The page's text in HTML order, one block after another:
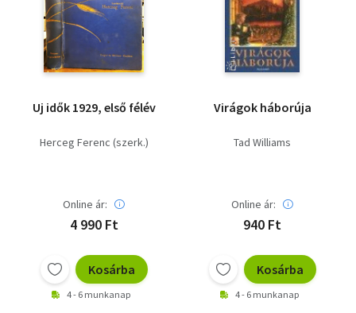
Uj idők 1929, első félév
Herceg Ferenc (szerk.)
Online ár:
4 990 Ft
Kosárba
4 - 6 munkanap
Virágok háborúja
Tad Williams
Online ár:
940 Ft
Kosárba
4 - 6 munkanap